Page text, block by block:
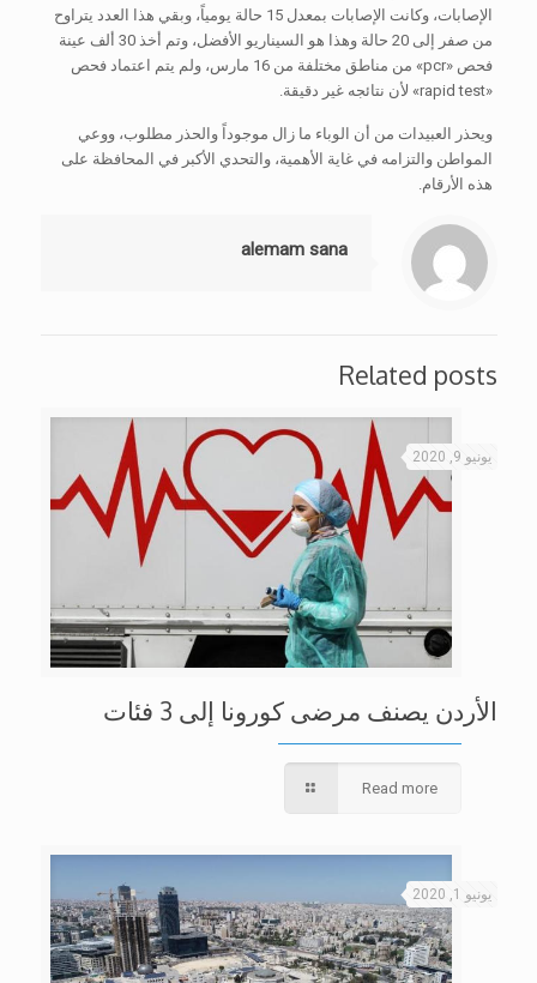
الإصابات، وكانت الإصابات بمعدل 15 حالة يومياً، وبقي هذا العدد يتراوح
من صفر إلى 20 حالة وهذا هو السيناريو الأفضل، وتم أخذ 30 ألف عينة
فحص «pcr» من مناطق مختلفة من 16 مارس، ولم يتم اعتماد فحص
«rapid test» لأن نتائجه غير دقيقة.
ويحذر العبيدات من أن الوباء ما زال موجوداً والحذر مطلوب، ووعي
المواطن والتزامه في غاية الأهمية، والتحدي الأكبر في المحافظة على
هذه الأرقام.
alemam sana
Related posts
يونيو 9, 2020
الأردن يصنف مرضى كورونا إلى 3 فئات
Read more
يونيو 1, 2020